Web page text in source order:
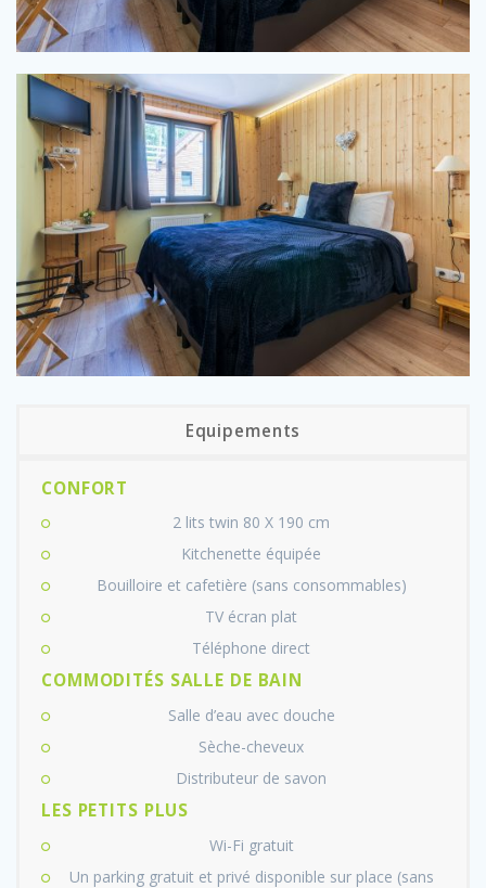
Equipements
CONFORT
2 lits twin 80 X 190 cm
Kitchenette équipée
Bouilloire et cafetière (sans consommables)
TV écran plat
Téléphone direct
COMMODITÉS SALLE DE BAIN
Salle d’eau avec douche
Sèche-cheveux
Distributeur de savon
LES PETITS PLUS
Wi-Fi gratuit
Un parking gratuit et privé disponible sur place (sans